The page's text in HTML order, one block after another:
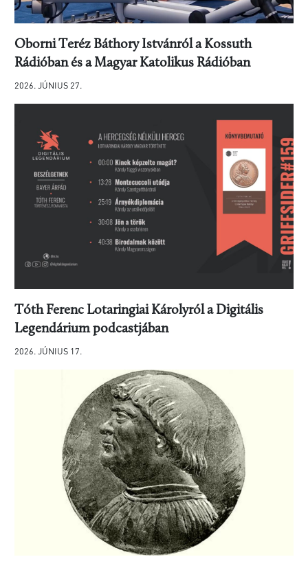
Oborni Teréz Báthory Istvánról a Kossuth
Rádióban és a Magyar Katolikus Rádióban
2026. JÚNIUS 27.
Tóth Ferenc Lotaringiai Károlyról a Digitális
Legendárium podcastjában
2026. JÚNIUS 17.